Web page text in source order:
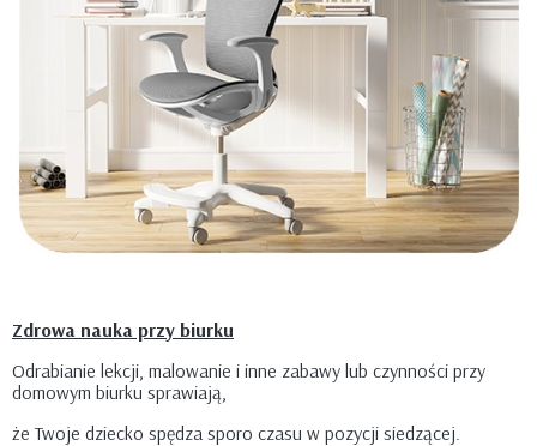
Zdrowa nauka przy biurku
Odrabianie lekcji, malowanie i inne zabawy lub czynności przy
domowym biurku sprawiają,
że Twoje dziecko spędza sporo czasu w pozycji siedzącej.